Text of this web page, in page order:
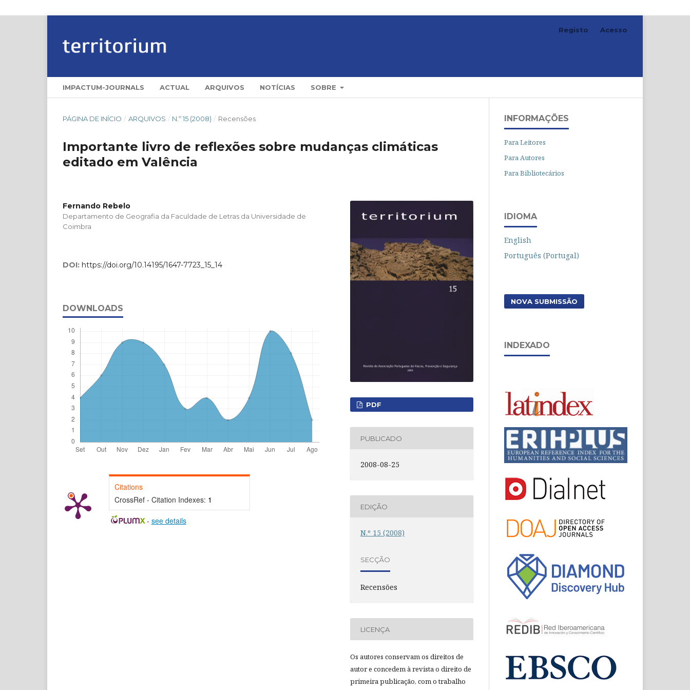
IMPACTUM-JOURNALS ACTUAL ARQUIVOS NOTÍCIAS SOBRE
Registo Acesso
PÁGINA DE INÍCIO / ARQUIVOS / N.º 15 (2008) / Recensões
Importante livro de reflexões sobre mudanças climáticas
editado em Valência
Fernando Rebelo
Departamento de Geografia da Faculdade de Letras da Universidade de
Coimbra
DOI: https://doi.org/10.14195/1647-7723_15_14
DOWNLOADS
Citations
CrossRef - Citation Indexes: 1
- see details
PDF
PUBLICADO
2008-08-25
EDIÇÃO
N.º 15 (2008)
SECÇÃO
Recensões
LICENÇA
Os autores conservam os direitos de
autor e concedem à revista o direito de
primeira publicação, com o trabalho
INFORMAÇÕES
Para Leitores
Para Autores
Para Bibliotecários
IDIOMA
English
Português (Portugal)
NOVA SUBMISSÃO
INDEXADO